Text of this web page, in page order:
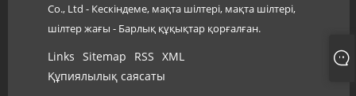
Co., Ltd - Кескіндеме, мақта шілтері, мақта шілтері,
шілтер жағы - Барлық құқықтар қорғалған.
Links Sitemap RSS XML
Құпиялылық саясаты